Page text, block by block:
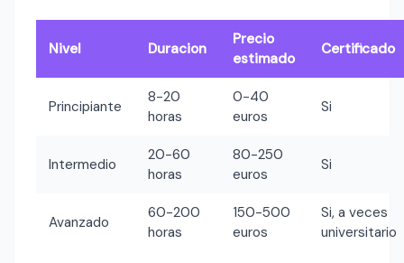
Nivel Duracion
Precio
estimado
Certificado
Principiante
8-20
horas
0-40
euros
Si
Intermedio
20-60
horas
80-250
euros
Si
Avanzado
60-200
horas
150-500
euros
Si, a veces
universitario